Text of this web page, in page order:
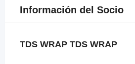
Información del Socio
TDS WRAP TDS WRAP